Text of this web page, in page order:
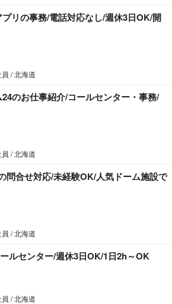
リの事務/電話対応なし/週休3日OK/開
/ 北海道
のお仕事紹介/コールセンター・事務/
/ 北海道
問合せ対応/未経験OK/人気ドーム施設で
/ 北海道
ルセンター/週休3日OK/1日2h～OK
/ 北海道